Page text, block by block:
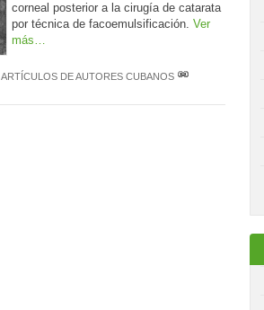
corneal posterior a la cirugía de catarata
por técnica de facoemulsificación. Ver
más…
ARTÍCULOS DE AUTORES CUBANOS